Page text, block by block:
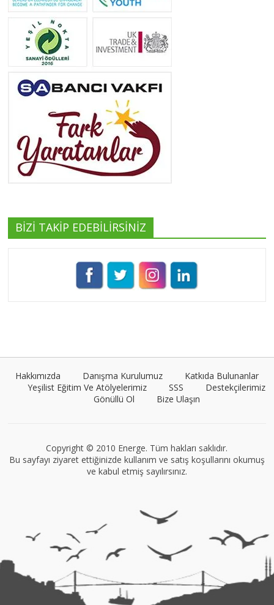
Yeşilist
Tüm yazıları görüntüle
Tüm yazıları görüntüle
Naz Kural
Tüm yazıları görüntüle
BİZİ TAKİP EDEBİLİRSİNİZ
Hakkımızda Danışma Kurulumuz
Katkıda Bulunanlar
Yeşilist Eğitim Ve Atölyelerimiz
SSS
Destekçilerimiz
Gönüllü Ol
Bize Ulaşın
Copyright © 2010 Energe. Tüm hakları saklıdır.
Bu sayfayı ziyaret ettiğinizde kullanım ve satış koşullarını okumuş
ve kabul etmiş sayılırsınız.